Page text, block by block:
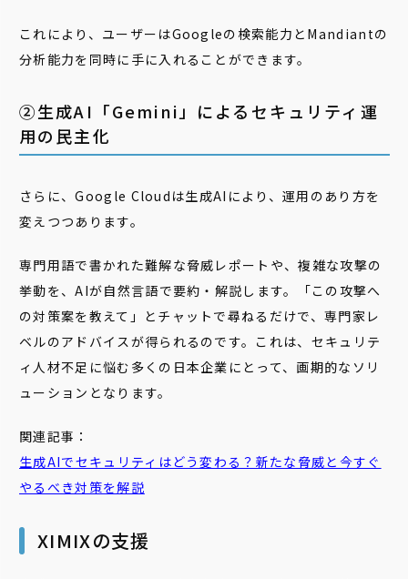
これにより、ユーザーはGoogleの検索能力とMandiantの
分析能力を同時に手に入れることができます。
②生成AI「Gemini」によるセキュリティ運
用の民主化
さらに、Google Cloudは生成AIにより、運用のあり方を
変えつつあります。
専門用語で書かれた難解な脅威レポートや、複雑な攻撃の
挙動を、AIが自然言語で要約・解説します。「この攻撃へ
の対策案を教えて」とチャットで尋ねるだけで、専門家レ
ベルのアドバイスが得られるのです。これは、セキュリテ
ィ人材不足に悩む多くの日本企業にとって、画期的なソリ
ューションとなります。
関連記事：
生成AIでセキュリティはどう変わる？新たな脅威と今すぐ
やるべき対策を解説
XIMIXの支援